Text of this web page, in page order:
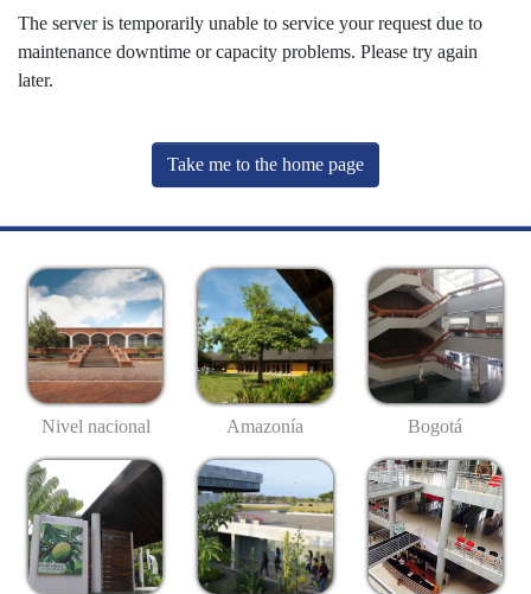
The server is temporarily unable to service your request due to
maintenance downtime or capacity problems. Please try again
later.
Take me to the home page
Nivel nacional Amazonía Bogotá